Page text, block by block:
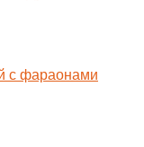
с фараонами